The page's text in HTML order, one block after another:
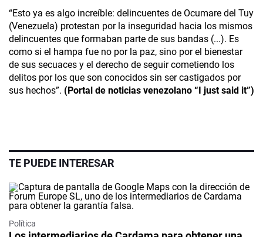
“Esto ya es algo increíble: delincuentes de Ocumare del Tuy
(Venezuela) protestan por la inseguridad hacia los mismos
delincuentes que formaban parte de sus bandas (...). Es
como si el hampa fue no por la paz, sino por el bienestar
de sus secuaces y el derecho de seguir cometiendo los
delitos por los que son conocidos sin ser castigados por
sus hechos”. (Portal de noticias venezolano “I just said it”)
TE PUEDE INTERESAR
Política